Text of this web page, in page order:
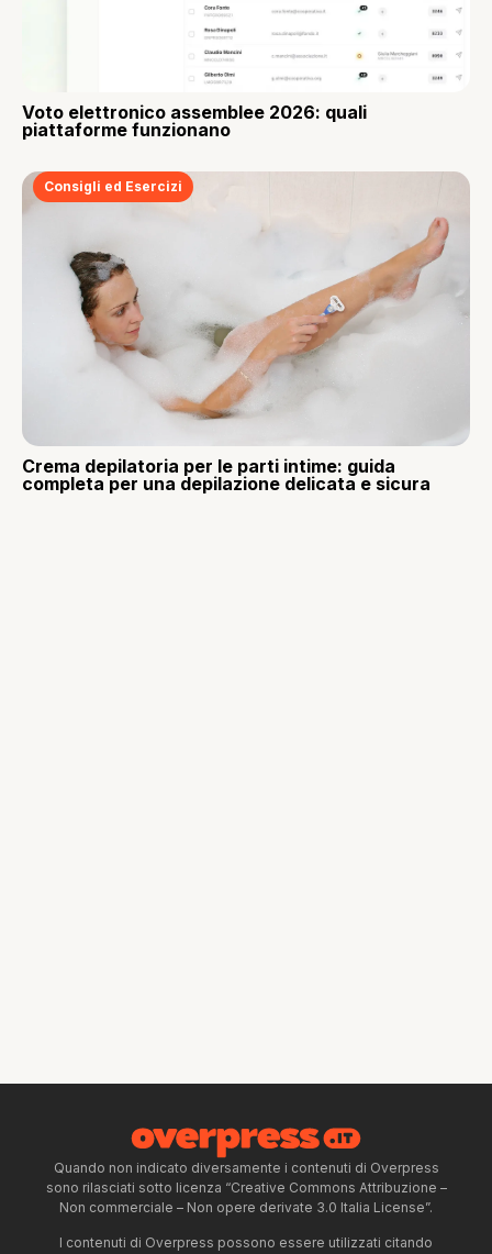
Voto elettronico assemblee 2026: quali
piattaforme funzionano
Consigli ed Esercizi
Crema depilatoria per le parti intime: guida
completa per una depilazione delicata e sicura
Quando non indicato diversamente i contenuti di Overpress
sono rilasciati sotto licenza “Creative Commons Attribuzione –
Non commerciale – Non opere derivate 3.0 Italia License”.
I contenuti di Overpress possono essere utilizzati citando